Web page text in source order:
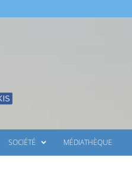
SOCIÉTÉ MÉDIATHÈQUE